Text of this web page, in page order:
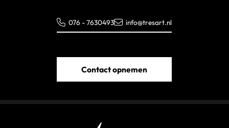
076 - 7630493 info@tresart.nl
Contact opnemen